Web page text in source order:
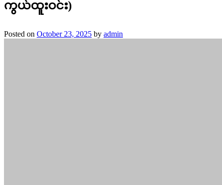
ကွယ်ထူးဝင်း)
Posted on October 23, 2025 by admin